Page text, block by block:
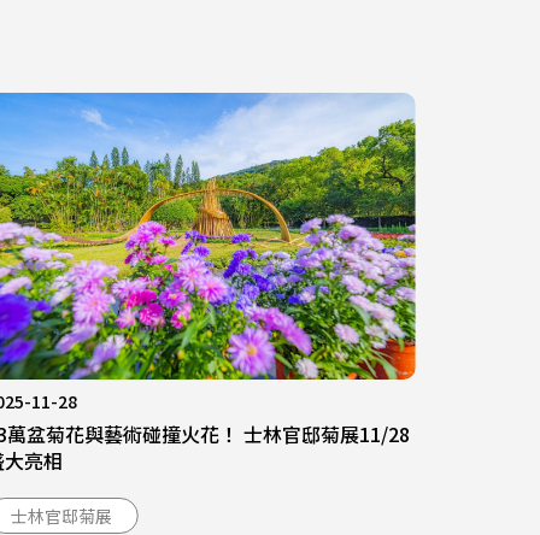
11-28
萬盆菊花與藝術碰撞火花！ 士林官邸菊展11/28
亮相
士林官邸菊展